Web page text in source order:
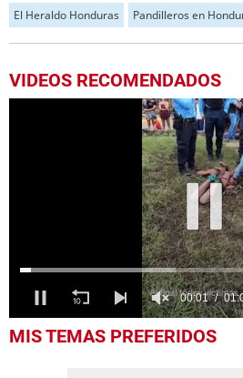
El Heraldo Honduras Pandilleros en
VIDEOS RECOMENDADOS
seconds
MIS TEMAS PREFERIDOS